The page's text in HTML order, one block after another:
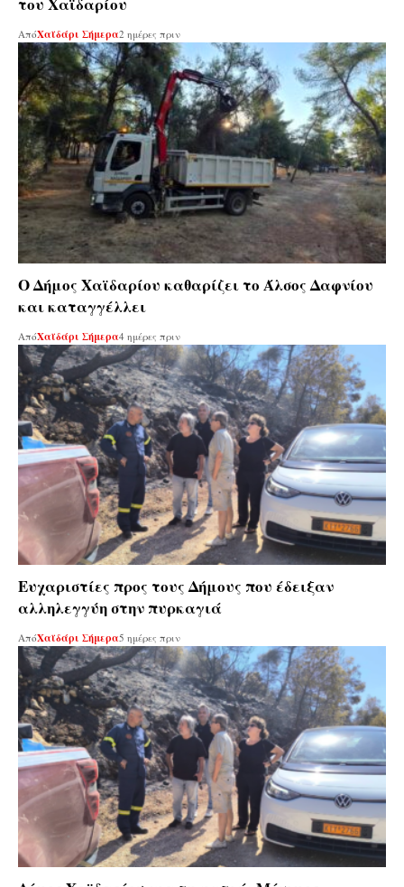
ΑπόΧαϊδάρι Σήμερα2 ημέρες πριν
Ο Δήμος Χαϊδαρίου καθαρίζει το Άλσος Δαφνίου
και καταγγέλλει
ΑπόΧαϊδάρι Σήμερα4 ημέρες πριν
Ευχαριστίες προς τους Δήμους που έδειξαν
αλληλεγγύη στην πυρκαγιά
ΑπόΧαϊδάρι Σήμερα5 ημέρες πριν